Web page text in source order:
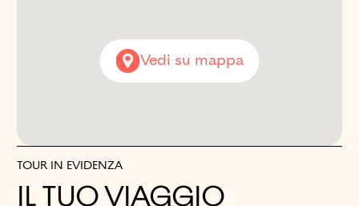
Vedi su mappa
TOUR IN EVIDENZA
IL TUO VIAGGIO